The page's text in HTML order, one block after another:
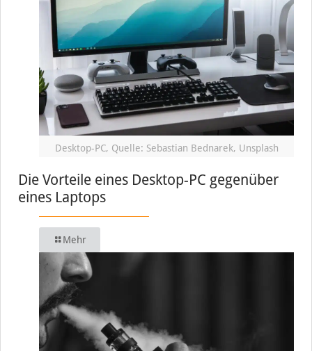
Desktop-PC, Quelle: Sebastian Bednarek, Unsplash
Die Vorteile eines Desktop-PC gegenüber
eines Laptops
Mehr